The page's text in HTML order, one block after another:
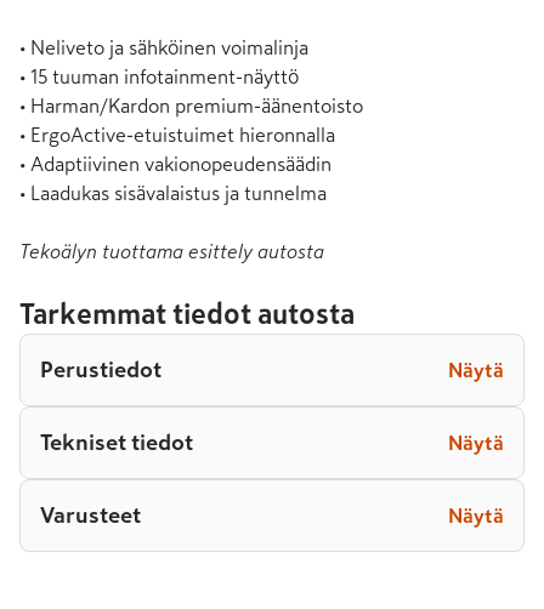
• Neliveto ja sähköinen voimalinja
• 15 tuuman infotainment-näyttö
• Harman/Kardon premium-äänentoisto
• ErgoActive-etuistuimet hieronnalla
• Adaptiivinen vakionopeudensäädin
• Laadukas sisävalaistus ja tunnelma
Tekoälyn tuottama esittely autosta
Tarkemmat tiedot autosta
Perustiedot Näytä
Tekniset tiedot Näytä
Varusteet Näytä